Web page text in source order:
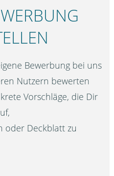
Bewerbung bei uns
Nutzern bewerten
Vorschläge, die Dir
oder Deckblatt zu